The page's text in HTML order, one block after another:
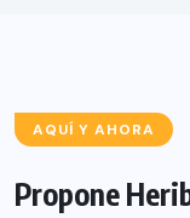
AQUÍ Y AHORA
Propone